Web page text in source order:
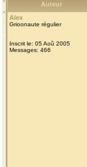
Auteur
Alex
Grioonaute régulier
Inscrit le: 05 Aoû 2005
Messages: 466